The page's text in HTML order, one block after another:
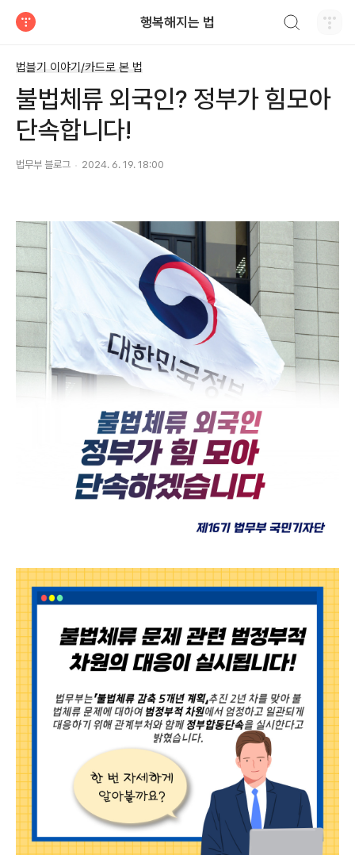
행복해지는 법
법블기 이야기/카드로 본 법
불법체류 외국인? 정부가 힘모아
단속합니다!
법무부 블로그 2024. 6. 19. 18:00